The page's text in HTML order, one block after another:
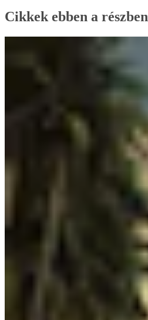
Cikkek ebben a részben